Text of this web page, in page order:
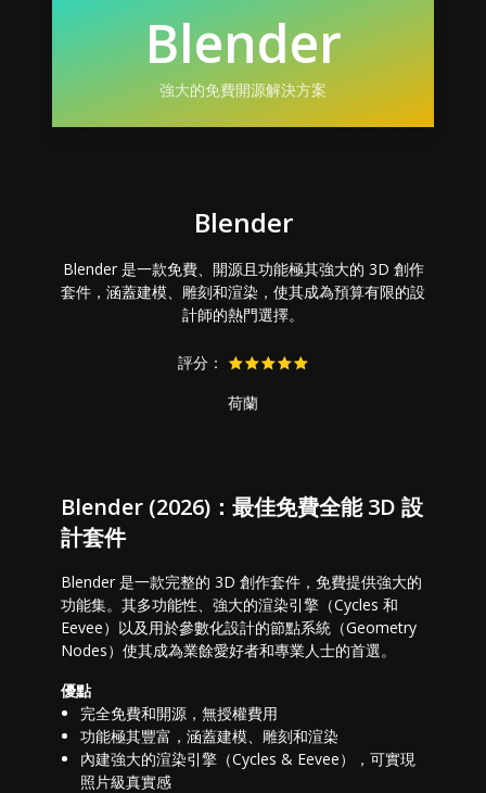
Blender
強大的免費開源解決方案
Blender
Blender 是一款免費、開源且功能極其強大的 3D 創作
套件，涵蓋建模、雕刻和渲染，使其成為預算有限的設
計師的熱門選擇。
評分：
荷蘭
Blender (2026)：最佳免費全能 3D 設
計套件
Blender 是一款完整的 3D 創作套件，免費提供強大的
功能集。其多功能性、強大的渲染引擎（Cycles 和
Eevee）以及用於參數化設計的節點系統（Geometry
Nodes）使其成為業餘愛好者和專業人士的首選。
優點
完全免費和開源，無授權費用
功能極其豐富，涵蓋建模、雕刻和渲染
內建強大的渲染引擎（Cycles & Eevee），可實現
照片級真實感